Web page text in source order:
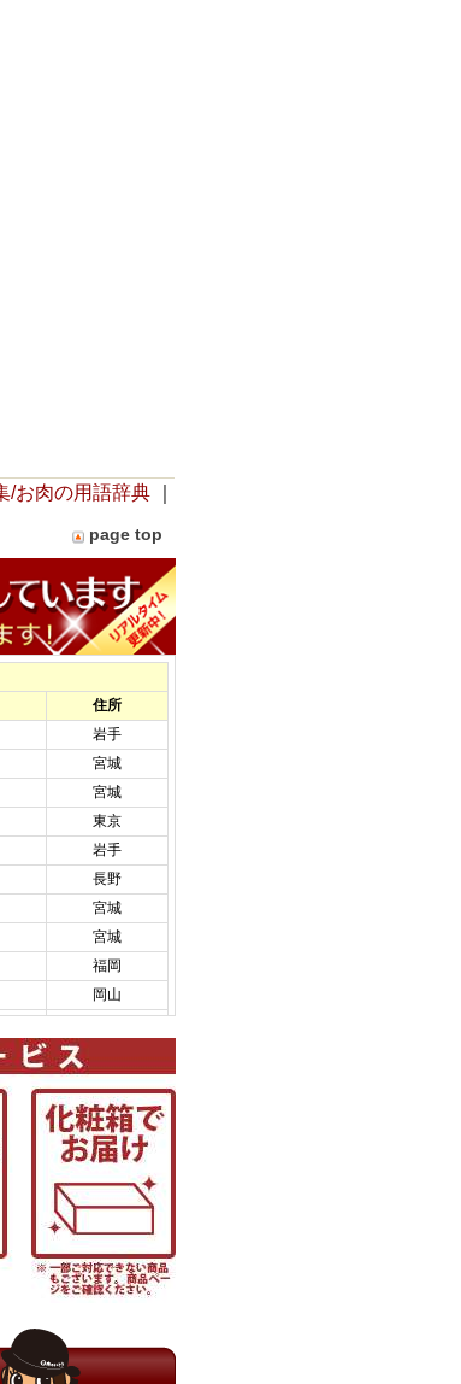
/お肉の用語辞典
page top